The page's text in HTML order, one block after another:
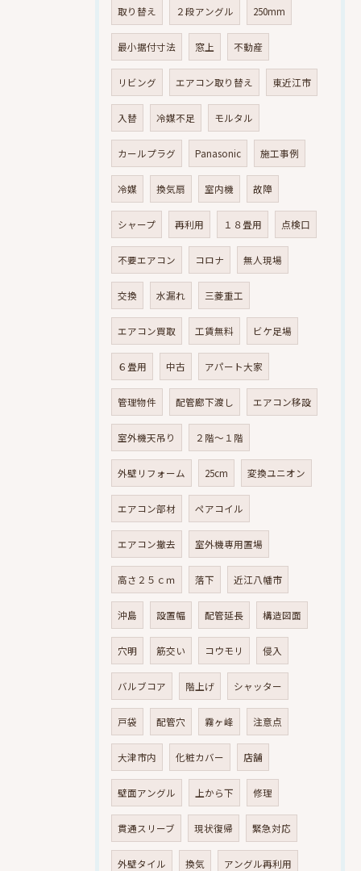
取り替え ２段アングル 250mm
最小据付寸法 窓上 不動産
リビング エアコン取り替え 東近江市
入替 冷媒不足 モルタル
カールプラグ Panasonic 施工事例
冷媒 換気扇 室内機 故障
シャープ 再利用 １８畳用 点検口
不要エアコン コロナ 無人現場
交換 水漏れ 三菱重工
エアコン買取 工賃無料 ビケ足場
６畳用 中古 アパート大家
管理物件 配管廊下渡し エアコン移設
室外機天吊り ２階～１階
外壁リフォーム 25cm 変換ユニオン
エアコン部材 ペアコイル
エアコン撤去 室外機専用置場
高さ２５ｃｍ 落下 近江八幡市
沖島 設置幅 配管延長 構造図面
穴明 筋交い コウモリ 侵入
バルブコア 階上げ シャッター
戸袋 配管穴 霧ヶ峰 注意点
大津市内 化粧カバー 店舗
壁面アングル 上から下 修理
貫通スリーブ 現状復帰 緊急対応
外壁タイル 換気 アングル再利用